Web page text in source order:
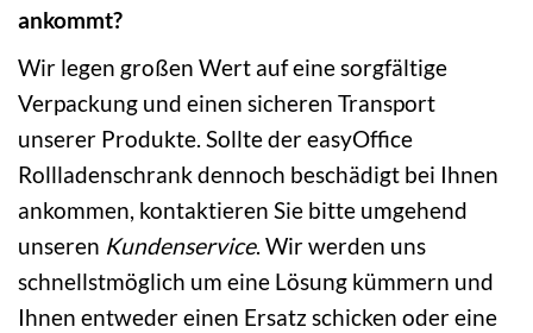
ankommt?
Wir legen großen Wert auf eine sorgfältige
Verpackung und einen sicheren Transport
unserer Produkte. Sollte der easyOffice
Rollladenschrank dennoch beschädigt bei Ihnen
ankommen, kontaktieren Sie bitte umgehend
unseren Kundenservice. Wir werden uns
schnellstmöglich um eine Lösung kümmern und
Ihnen entweder einen Ersatz schicken oder eine